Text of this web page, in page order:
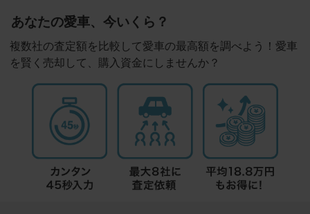
あなたの愛車、今いくら？
複数社の査定額を比較して愛車の最高額を調べよう！愛車
を賢く売却して、購入資金にしませんか？